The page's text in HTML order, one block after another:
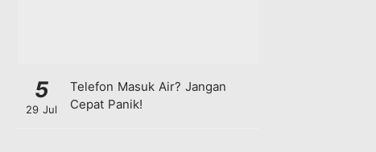
5
29 Jul
Telefon Masuk Air? Jangan
Cepat Panik!